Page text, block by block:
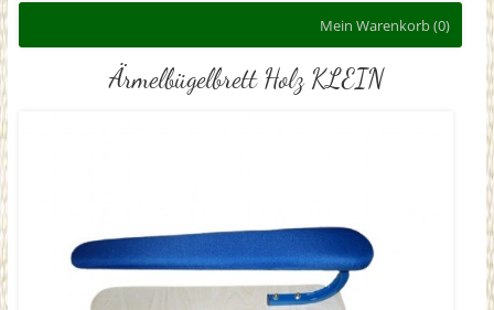
Mein Warenkorb(0)
Ärmelbügelbrett Holz KLEIN